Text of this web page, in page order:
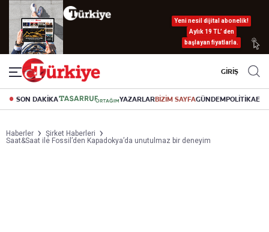
Yeni nesil dijital abonelik!
Aylık 19 TL’ den
başlayan fiyatlarla.
GİRİŞ
SON DAKİKA YAZARLARBİZİM SAYFAGÜNDEMPOLİTİKA
Haberler
Şirket Haberleri
Saat&Saat ile Fossil’den Kapadokya’da unutulmaz bir deneyim